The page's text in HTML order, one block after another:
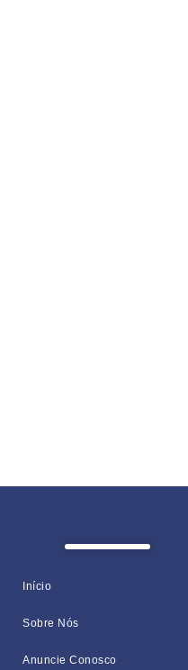
Início
Sobre Nós
Anuncie Conosco